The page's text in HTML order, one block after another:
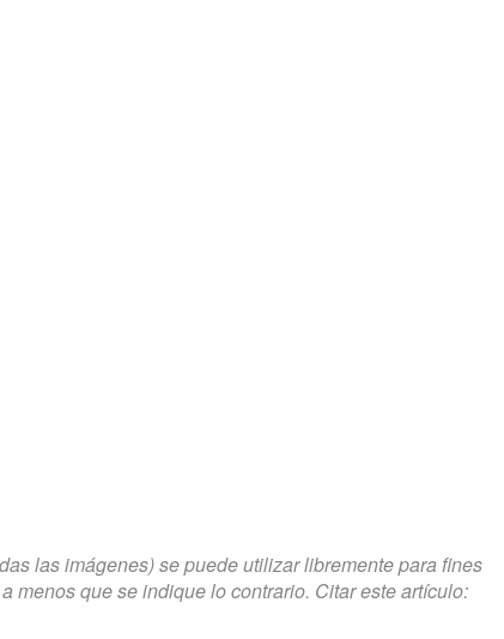
las imágenes) se puede utilizar libremente para fines
menos que se indique lo contrario. Citar este artículo: